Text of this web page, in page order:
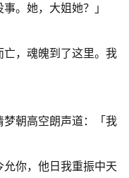
。她，大姐她？」
，魂魄到了这里。我
朝高空朗声道：「我
你，他日我重振中天